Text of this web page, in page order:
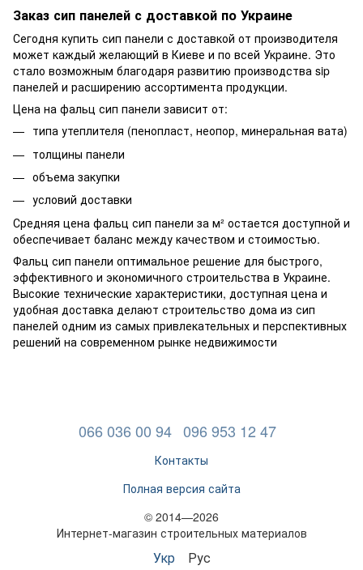
Заказ сип панелей с доставкой по Украине
Сегодня купить сип панели с доставкой от производителя
может каждый желающий в Киеве и по всей Украине. Это
стало возможным благодаря развитию производства sip
панелей и расширению ассортимента продукции.
Цена на фальц сип панели зависит от:
типа утеплителя (пенопласт, неопор, минеральная вата)
толщины панели
объема закупки
условий доставки
Средняя цена фальц сип панели за м² остается доступной и
обеспечивает баланс между качеством и стоимостью.
Фальц сип панели оптимальное решение для быстрого,
эффективного и экономичного строительства в Украине.
Высокие технические характеристики, доступная цена и
удобная доставка делают строительство дома из сип
панелей одним из самых привлекательных и перспективных
решений на современном рынке недвижимости
066 036 00 94 096 953 12 47
Контакты
Полная версия сайта
© 2014—2026
Интернет-магазин строительных материалов
Укр Рус